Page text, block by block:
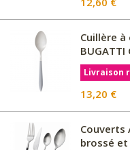
Cuillère
Livraison
13,20 €
Couverts
brossé et